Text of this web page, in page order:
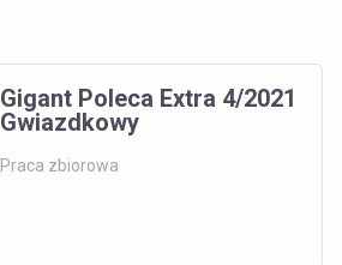
Gigant Poleca Extra 4/2021
Gwiazdkowy
Praca zbiorowa